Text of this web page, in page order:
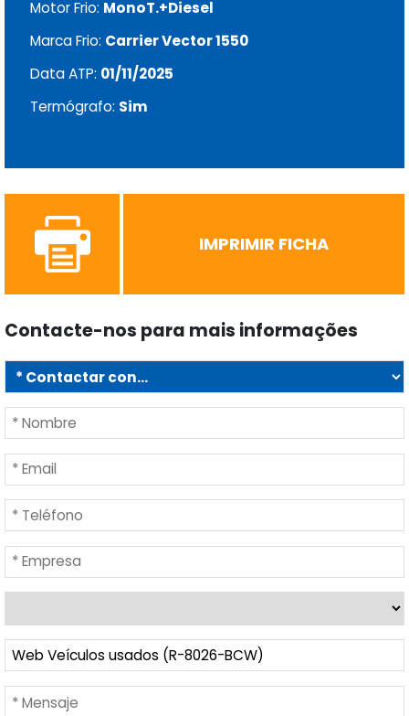
Motor Frio: MonoT.+Diesel
Marca Frio: Carrier Vector 1550
Data ATP: 01/11/2025
Termógrafo: Sim
IMPRIMIR FICHA
Contacte-nos para mais informações